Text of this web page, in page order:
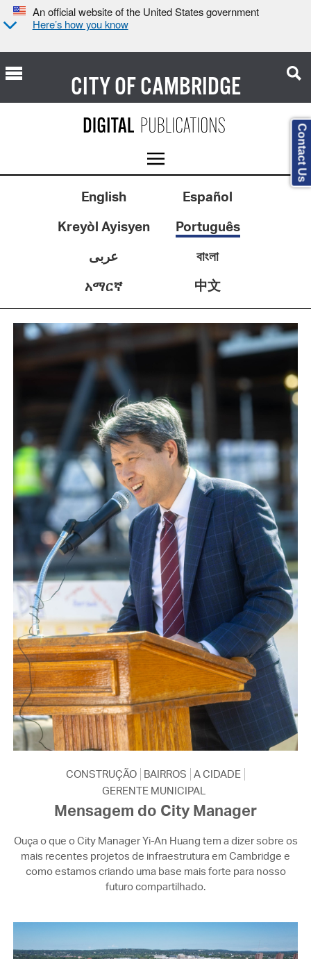
An official website of the United States government
Here’s how you know
CITY OFCAMBRIDGE
English
Español
Kreyòl Ayisyen
Português
عربى
বাংলা
አማርኛ
中文
CONSTRUÇÃO BAIRROS A CIDADE
GERENTE MUNICIPAL
Mensagem do City Manager
Ouça o que o City Manager Yi-An Huang tem a dizer sobre os
mais recentes projetos de infraestrutura em Cambridge e
como estamos criando uma base mais forte para nosso
futuro compartilhado.
Contact Us